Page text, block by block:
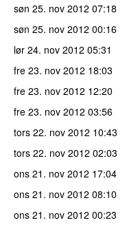
søn 25. nov 2012 07:18
søn 25. nov 2012 00:16
lør 24. nov 2012 05:31
fre 23. nov 2012 18:03
fre 23. nov 2012 12:20
fre 23. nov 2012 03:56
tors 22. nov 2012 10:43
tors 22. nov 2012 02:03
ons 21. nov 2012 17:04
ons 21. nov 2012 08:10
ons 21. nov 2012 00:23